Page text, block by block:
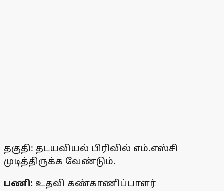
தகுதி: தடயவியல் பிரிவில் எம்.எஸ்சி
முடித்திருக்க வேண்டும்.
பணி: உதவி கண்காணிப்பாளர்